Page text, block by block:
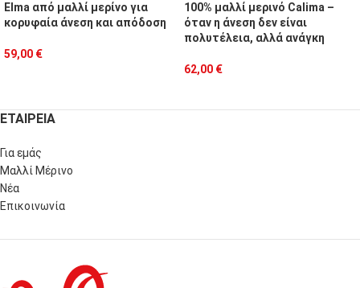
Elma από μαλλί μερίνο για
κορυφαία άνεση και απόδοση
59,00 €
100% μαλλί μερινό Calima –
όταν η άνεση δεν είναι
πολυτέλεια, αλλά ανάγκη
62,00 €
ΕΤΑΙΡΕΙΑ
Για εμάς
Μαλλί Μέρινο
Νέα
Επικοινωνία